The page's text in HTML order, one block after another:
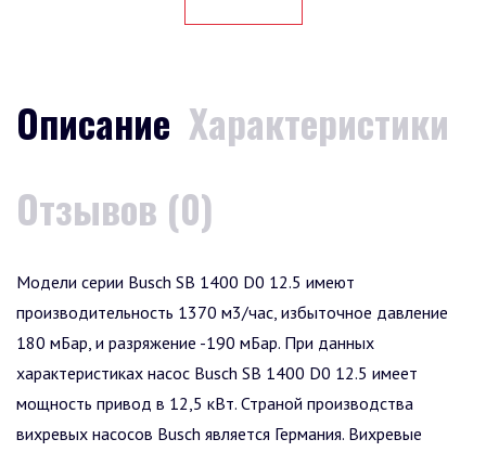
Описание Характеристики
Отзывов (0)
Модели серии Busch SB 1400 D0 12.5 имеют
производительность 1370 м3/час, избыточное давление
180 мБар, и разряжение -190 мБар. При данных
характеристиках насос Busch SB 1400 D0 12.5 имеет
мощность привод в 12,5 кВт. Страной производства
вихревых насосов Busch является Германия. Вихревые